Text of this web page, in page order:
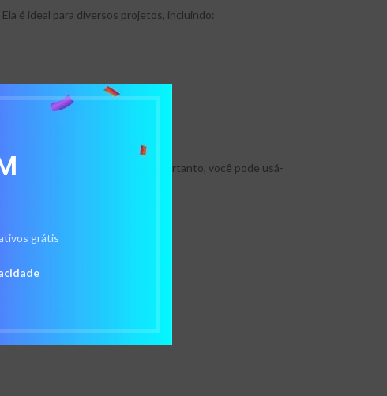
grátis
é ideal para diversos projetos, incluindo:
sueco, zulu e muito mais. Portanto, você pode usá-